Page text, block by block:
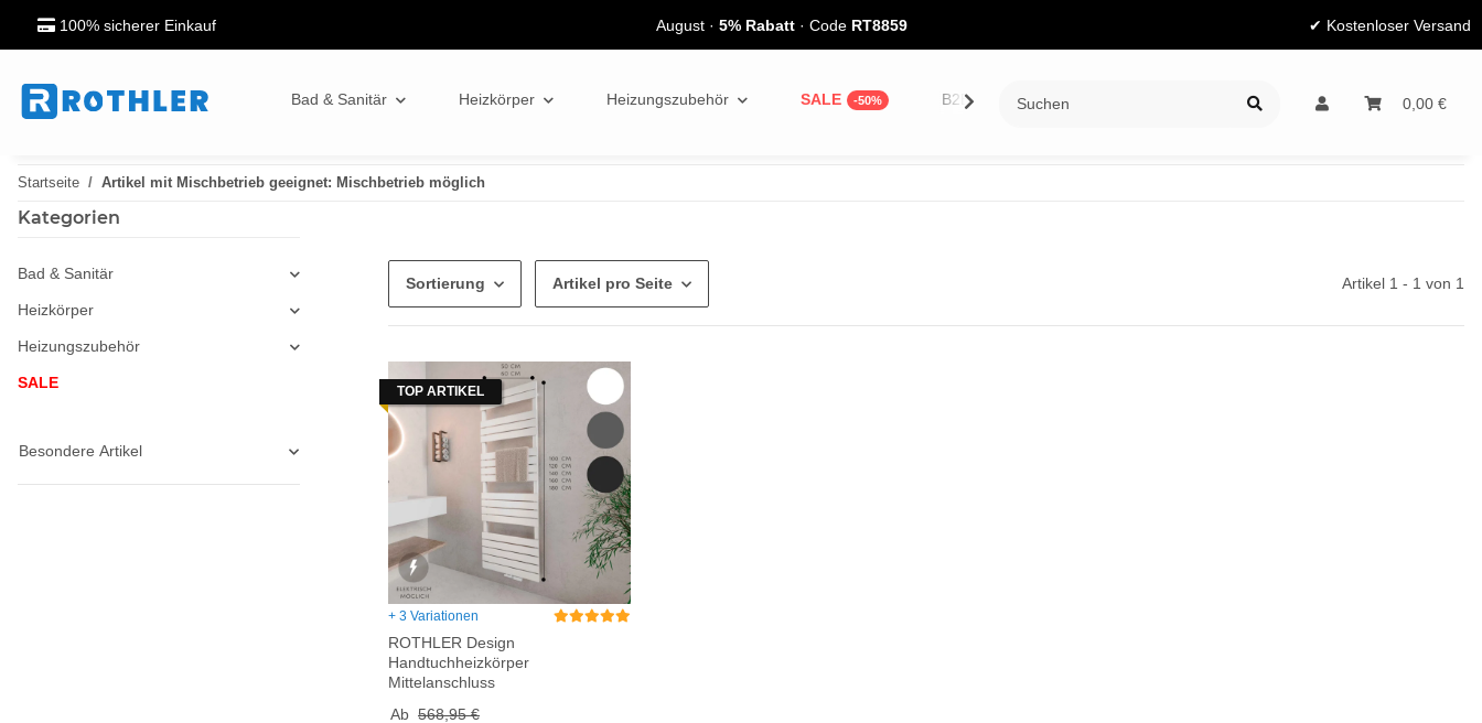
100% sicherer Einkauf August· 5% Rabatt· Code RT8859 ✔ Kostenloser Versand
0,00 €
Bad & Sanitär Heizkörper Heizungszubehör SALE B2B Ratgeber
Startseite Artikel mit Mischbetrieb geeignet: Mischbetrieb möglich
Sortierung Artikel pro Seite Artikel 1 - 1 von 1
TOP ARTIKEL
+ 3 Variationen
ROTHLER Design
Handtuchheizkörper
Mittelanschluss
Ab 568,95 €
Kategorien
Bad & Sanitär
Heizkörper
Heizungszubehör
SALE
Besondere Artikel